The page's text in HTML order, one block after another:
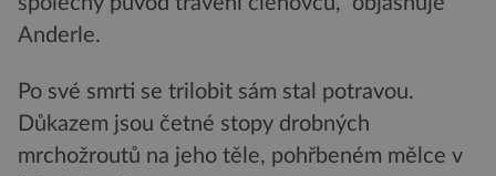
Anderle.
Po své smrti se trilobit sám stal potravou.
Důkazem jsou četné stopy drobných
mrchožroutů na jeho těle, pohřbeném mělce v